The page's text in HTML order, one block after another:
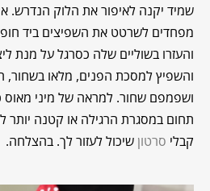
שמיד יקנה לאיפור את הלוק הנדרש.
מפחדים לשרטט את השפיצים ביד
והעזרו בשוליים שלה כסרגל על מנת
והשפיץ למסכת הפנים, מלאו בשחור,
ושפמפם שחור. למראה של מיני מאוס
תחום במסגרת הרגילה או קטנה יותר
קבלי סרטון שיכול לעזור לך. בהצלחה.